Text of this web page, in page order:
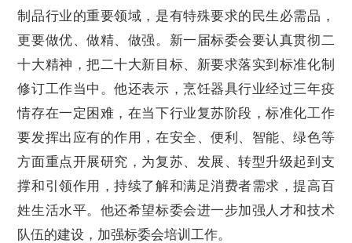
制品行业的重要领域，是有特殊要求的民生必需品，
更要做优、做精、做强。新一届标委会要认真贯彻二
十大精神，把二十大新目标、新要求落实到标准化制
修订工作当中。他还表示，烹饪器具行业经过三年疫
情存在一定困难，在当下行业复苏阶段，标准化工作
要发挥出应有的作用，在安全、便利、智能、绿色等
方面重点开展研究，为复苏、发展、转型升级起到支
撑和引领作用，持续了解和满足消费者需求，提高百
姓生活水平。他还希望标委会进一步加强人才和技术
队伍的建设，加强标委会培训工作。